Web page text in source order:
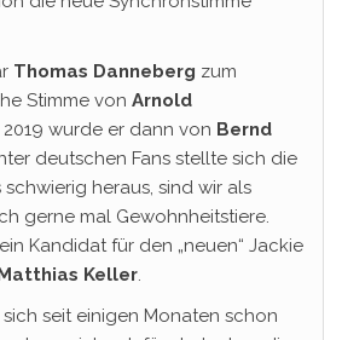
Thomas Danneberg zum
Stimme von Arnold
2019 wurde er dann von Bernd
deutschen Fans stellte sich die
heraus, sind wir als
gerne mal Gewohnheitstiere.
Kandidat für den „neuen“ Jackie
Keller.
seit einigen Monaten schon